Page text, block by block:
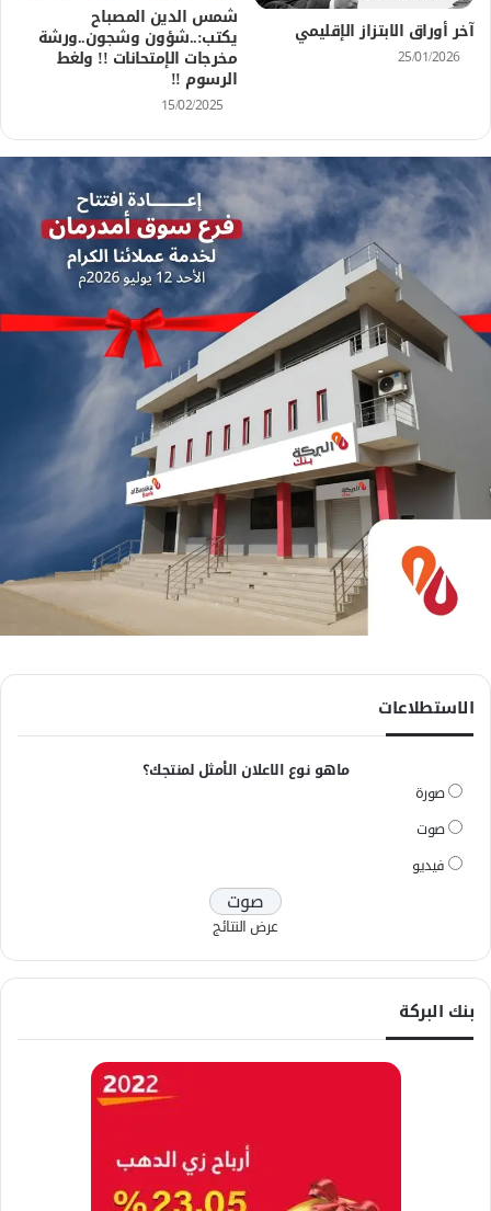
آخر أوراق الابتزاز الإقليمي
25/01/2026
شمس الدين المصباح
يكتب:..شؤون وشجون..ورشة
مخرجات الإمتحانات !! ولغط
الرسوم !!
15/02/2025
الاستطلاعات
ماهو نوع الاعلان الأمثل لمنتجك؟
صورة
صوت
فيديو
عرض النتائج
بنك البركة